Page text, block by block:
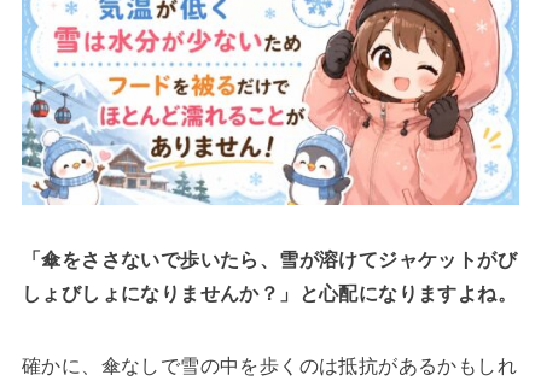
「傘をささないで歩いたら、雪が溶けてジャケットがび
しょびしょになりませんか？」と心配になりますよね。
確かに、傘なしで雪の中を歩くのは抵抗があるかもしれ